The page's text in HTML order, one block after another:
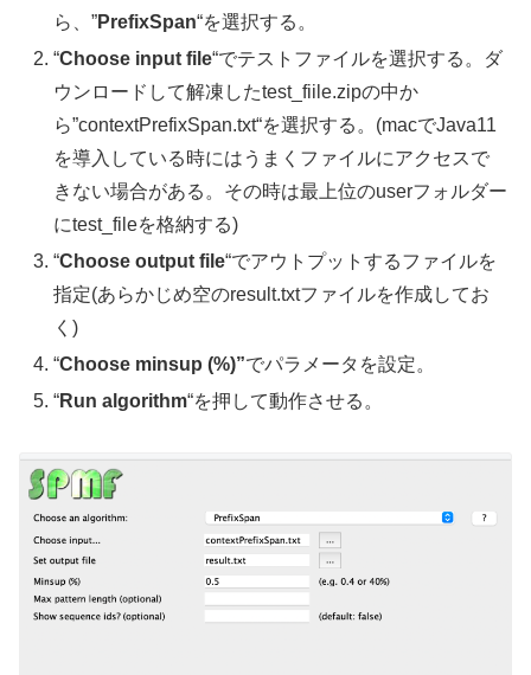
ら、”PrefixSpan“を選択する。
“Choose input file“でテストファイルを選択する。ダ
ウンロードして解凍したtest_fiile.zipの中か
ら”contextPrefixSpan.txt“を選択する。(macでJava11
を導入している時にはうまくファイルにアクセスで
きない場合がある。その時は最上位のuserフォルダー
にtest_fileを格納する)
“Choose output file“でアウトプットするファイルを
指定(あらかじめ空のresult.txtファイルを作成してお
く)
“Choose minsup (%)”でパラメータを設定。
“Run algorithm“を押して動作させる。